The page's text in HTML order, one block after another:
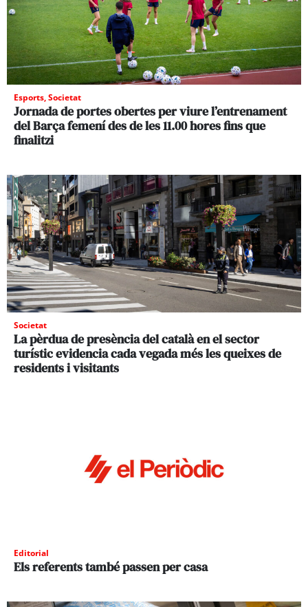
Esports,Societat
Jornada de portes obertes per viure l’entrenament
del Barça femení des de les 11.00 hores fins que
finalitzi
Societat
La pèrdua de presència del català en el sector
turístic evidencia cada vegada més les queixes de
residents i visitants
Editorial
Els referents també passen per casa